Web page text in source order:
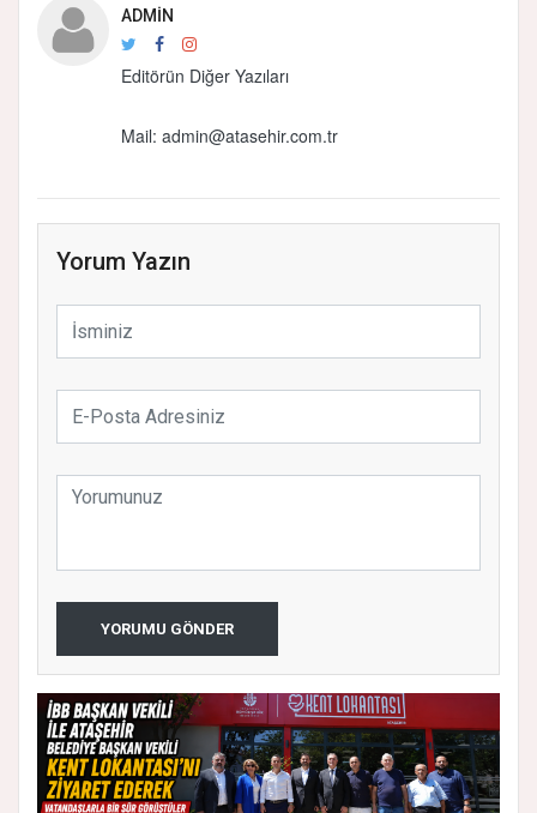
ADMIN
Editörün Diğer Yazıları
Mail: admin@atasehir.com.tr
Yorum Yazın
YORUMU GÖNDER